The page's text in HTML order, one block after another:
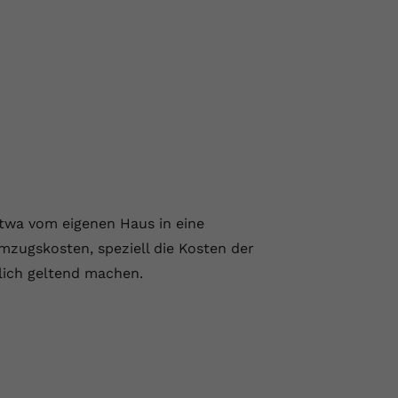
vom eigenen Haus in eine
speziell die Kosten der
geltend machen.